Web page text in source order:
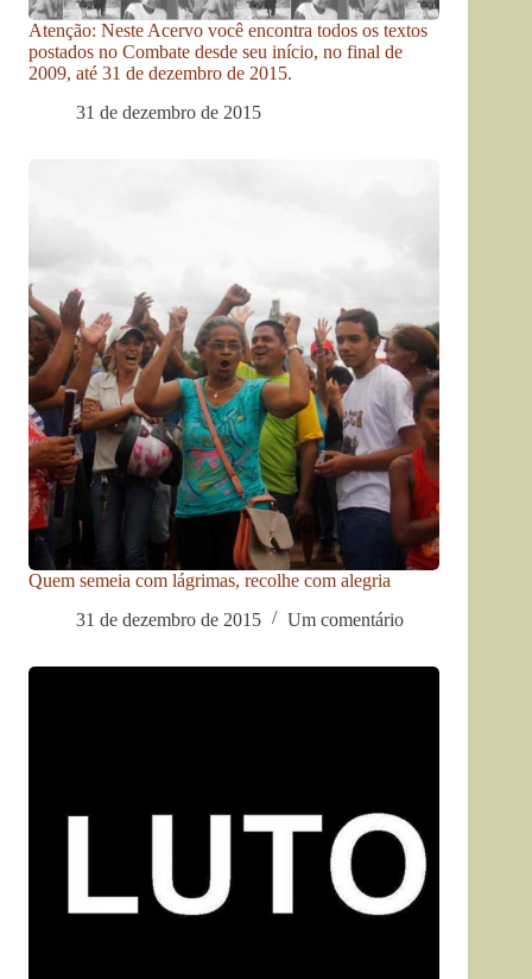
Atenção: Neste Acervo você encontra todos os textos
postados no Combate desde seu início, no final de
2009, até 31 de dezembro de 2015.
31 de dezembro de 2015
Quem semeia com lágrimas, recolhe com alegria
31 de dezembro de 2015
Um comentário